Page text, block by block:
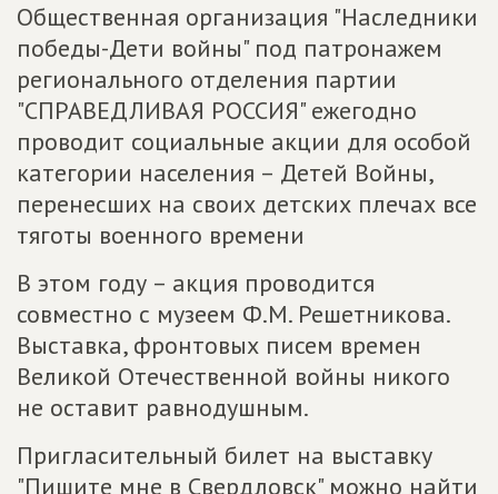
Общественная организация "Наследники
победы-Дети войны" под патронажем
регионального отделения партии
"СПРАВЕДЛИВАЯ РОССИЯ" ежегодно
проводит социальные акции для особой
категории населения – Детей Войны,
перенесших на своих детских плечах все
тяготы военного времени
В этом году – акция проводится
совместно с музеем Ф.М. Решетникова.
Выставка, фронтовых писем времен
Великой Отечественной войны никого
не оставит равнодушным.
Пригласительный билет на выставку
"Пишите мне в Свердловск" можно найти